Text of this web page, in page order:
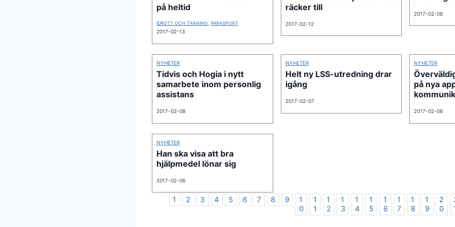
på heltid
IDROTT OCH TRÄNING PARASPORT
2017-02-13
räcker till
2017-02-12
2017-02-08
NYHETER
Tidvis och Hogia i nytt
samarbete inom personlig
assistans
2017-02-08
NYHETER
Helt ny LSS-utredning drar
igång
2017-02-07
NYHETER
på nya
2017-02-06
NYHETER
Han ska visa att bra
hjälpmedel lönar sig
2017-02-06
1 2 3 4 5 6 7 8 9
1
0
1
1
1
2
1
3
1
4
1
5
1
6
1
7
1
8
1
9
2
0